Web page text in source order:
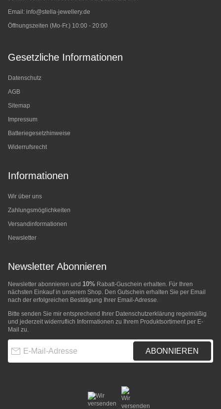
Email: info@stella-jewellery.de
Öffnungszeiten (Mo-Fr.) 10:00 - 20:00
Gesetzliche Informationen
Datenschutz
AGB
Sitemap
Impressum
Batteriegesetzhinweise
Widerrufsrecht
Informationen
Wir über uns
Zahlungsmöglichkeiten
Versandinformationen
Newsletter
Newsletter Abonnieren
Newsletter abonnieren und 10% Rabatt-Guschein erhalten. Für Ihren
nächsten Einkauf in unserem Shop. Den Gutschein erhalten Sie per Email
nach der erfolgreichen Bestätigung Ihrer Email-Adresse.
Bitte senden Sie mir entsprechend Ihrer Datenschutzerklärung regelmäßig
und jederzeit widerruflich Informationen zu Ihrem Produktsortiment per E-
Mail zu.
ABONNIEREN